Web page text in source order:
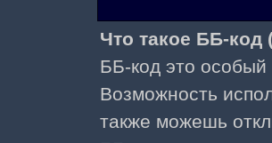
Что такое ББ-код
ББ-код это особый
Возможность
также можешь